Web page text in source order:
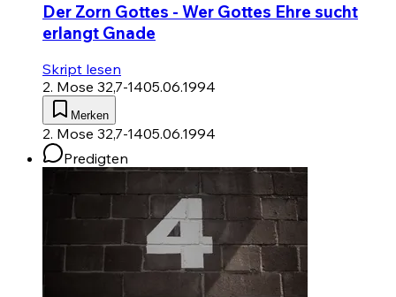
Der Zorn Gottes - Wer Gottes Ehre sucht
erlangt Gnade
Skript lesen
2. Mose 32,7-1405.06.1994
Merken
2. Mose 32,7-1405.06.1994
Predigten